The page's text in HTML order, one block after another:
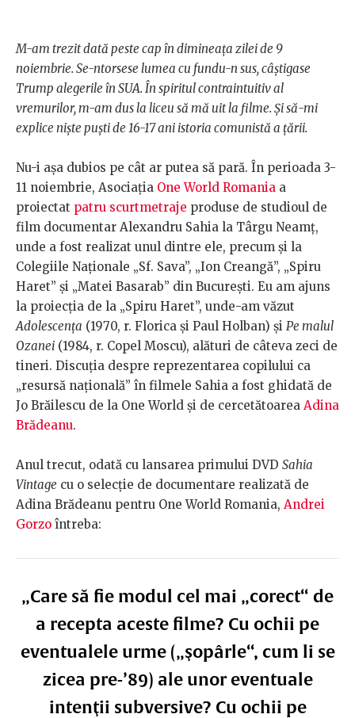
M-am trezit dată peste cap în dimineața zilei de 9
noiembrie. Se-ntorsese lumea cu fundu-n sus, câștigase
Trump alegerile în SUA. În spiritul contraintuitiv al
vremurilor, m-am dus la liceu să mă uit la filme. Și să-mi
explice niște puști de 16-17 ani istoria comunistă a țării.
Nu-i așa dubios pe cât ar putea să pară. În perioada 3-
11 noiembrie, Asociația One World Romania a
proiectat patru scurtmetraje produse de studioul de
film documentar Alexandru Sahia la Târgu Neamț,
unde a fost realizat unul dintre ele, precum și la
Colegiile Naționale „Sf. Sava”, „Ion Creangă”, „Spiru
Haret” și „Matei Basarab” din București. Eu am ajuns
la proiecția de la „Spiru Haret”, unde-am văzut
Adolescența (1970, r. Florica și Paul Holban) și Pe malul
Ozanei (1984, r. Copel Moscu), alături de câteva zeci de
tineri. Discuția despre reprezentarea copilului ca
„resursă națională” în filmele Sahia a fost ghidată de
Jo Brăilescu de la One World și de cercetătoarea Adina
Brădeanu.
Anul trecut, odată cu lansarea primului DVD Sahia
Vintage cu o selecție de documentare realizată de
Adina Brădeanu pentru One World Romania, Andrei
Gorzo întreba:
„Care să fie modul cel mai „corect“ de
a recepta aceste filme? Cu ochii pe
eventualele urme („şopârle“, cum li se
zicea pre-’89) ale unor eventuale
intenţii subversive? Cu ochii pe